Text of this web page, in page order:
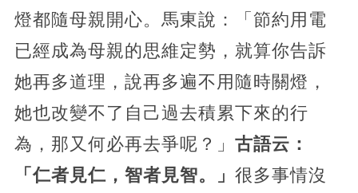
燈都隨母親開心。馬東說：「節約用電
已經成為母親的思維定勢，就算你告訴
她再多道理，說再多遍不用隨時關燈，
她也改變不了自己過去積累下來的行
為，那又何必再去爭呢？」 古語云：
「仁者見仁，智者見智。」 很多事情沒